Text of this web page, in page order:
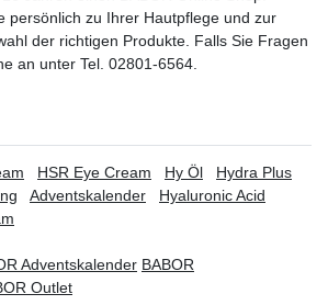
persönlich zu Ihrer Hautpflege und zur
der richtigen Produkte. Falls Sie Fragen
an unter Tel. 02801-6564.
HSR Eye Cream Hy Öl
Hydra Plus
Adventskalender
Hyaluronic Acid
Adventskalender BABOR
Outlet